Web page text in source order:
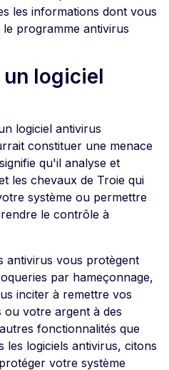
les informations dont vous
programme antivirus
un logiciel
logiciel antivirus
constituer une menace
qu'il analyse et
les chevaux de Troie qui
système ou permettre
le contrôle à
antivirus vous protègent
par hameçonnage,
inciter à remettre vos
votre argent à des
fonctionnalités que
logiciels antivirus, citons
votre système